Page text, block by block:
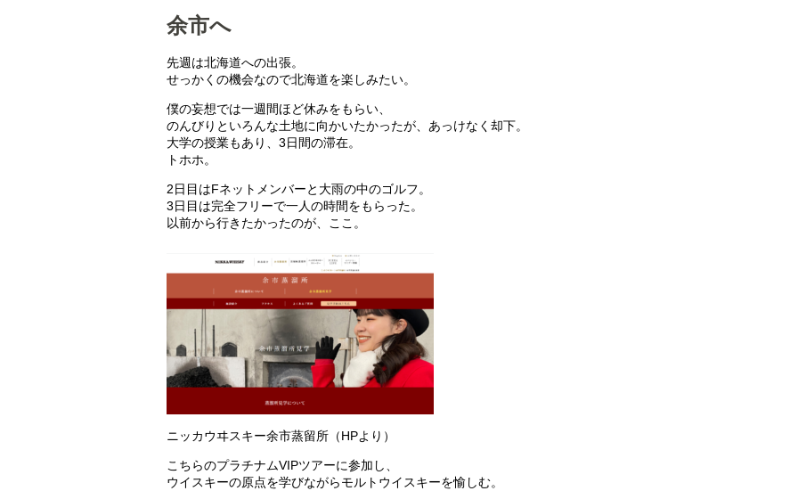
余市へ
先週は北海道への出張。
せっかくの機会なので北海道を楽しみたい。
僕の妄想では一週間ほど休みをもらい、
のんびりといろんな土地に向かいたかったが、あっけなく却下。
大学の授業もあり、3日間の滞在。
トホホ。
2日目はFネットメンバーと大雨の中のゴルフ。
3日目は完全フリーで一人の時間をもらった。
以前から行きたかったのが、ここ。
ニッカウヰスキー余市蒸留所（HPより）
こちらのプラチナムVIPツアーに参加し、
ウイスキーの原点を学びながらモルトウイスキーを愉しむ。